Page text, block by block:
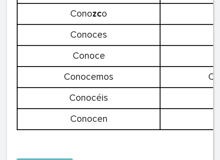
Conozco
Conoces
Conoce
Conocemos
Conocéis
Conocen